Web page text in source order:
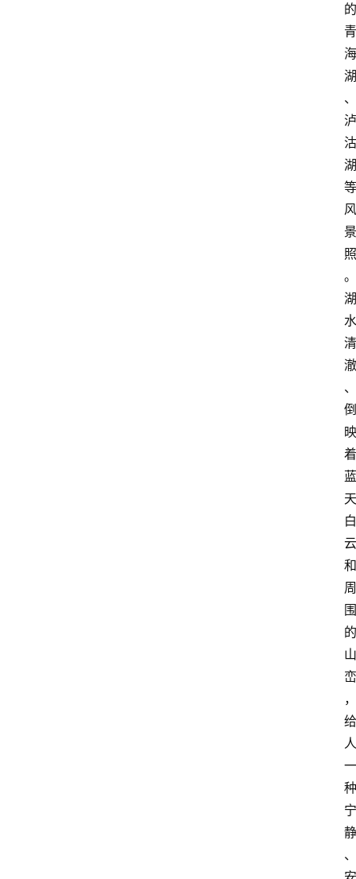
的
青
海
湖
、
泸
沽
湖
等
风
景
照
。
湖
水
清
澈
、
倒
映
着
蓝
天
白
云
和
周
围
的
山
峦
，
给
人
一
种
宁
静
、